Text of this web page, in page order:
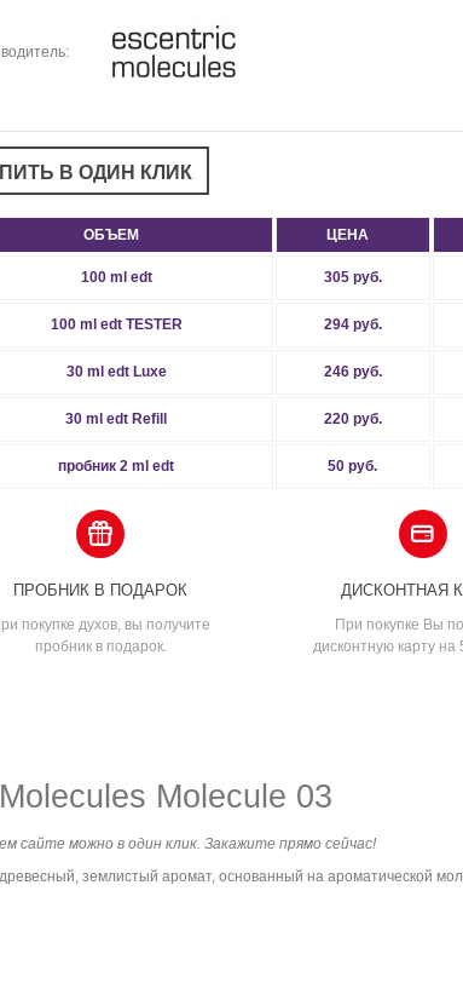
ОБЪЕМ ЦЕНА
100 ml edt 305 руб.
100 ml edt TESTER 294 руб.
30 ml edt Luxe 246 руб.
30 ml edt Refill 220 руб.
пробник 2 ml edt 50 руб.
ПРОБНИК В ПОДАРОК
покупке духов, вы получите
пробник в подарок.
ДИСКОНТНАЯ
При покупке Вы
дисконтную карту на
Molecule 03
сайте можно в один клик. Закажите прямо сейчас!
землистый аромат, основанный на ароматической